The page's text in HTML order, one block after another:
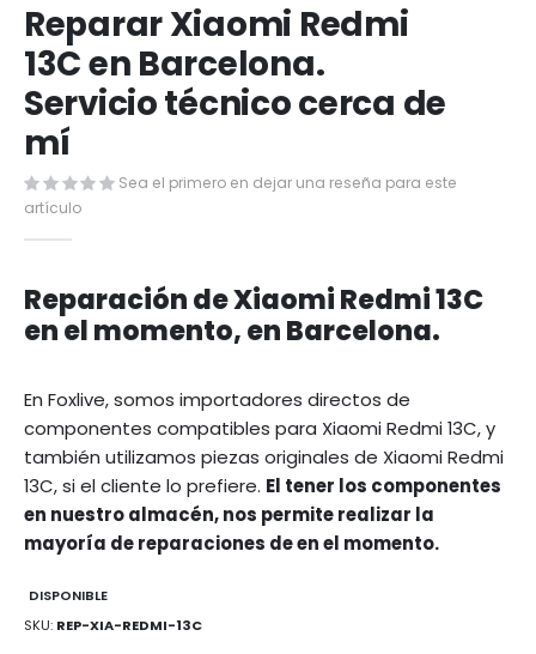
al
comienzo
de
la
galería
de
Reparar Xiaomi Redmi
13C en Barcelona.
Servicio técnico cerca de
mí
Sea el primero en dejar una reseña para este
artículo
Reparación de Xiaomi Redmi 13C
en el momento, en Barcelona.
En Foxlive, somos importadores directos de
componentes compatibles para Xiaomi Redmi 13C, y
también utilizamos piezas originales de Xiaomi Redmi
13C, si el cliente lo prefiere. El tener los componentes
en nuestro almacén, nos permite realizar la
mayoría de reparaciones de en el momento.
DISPONIBLE
SKU REP-XIA-REDMI-13C